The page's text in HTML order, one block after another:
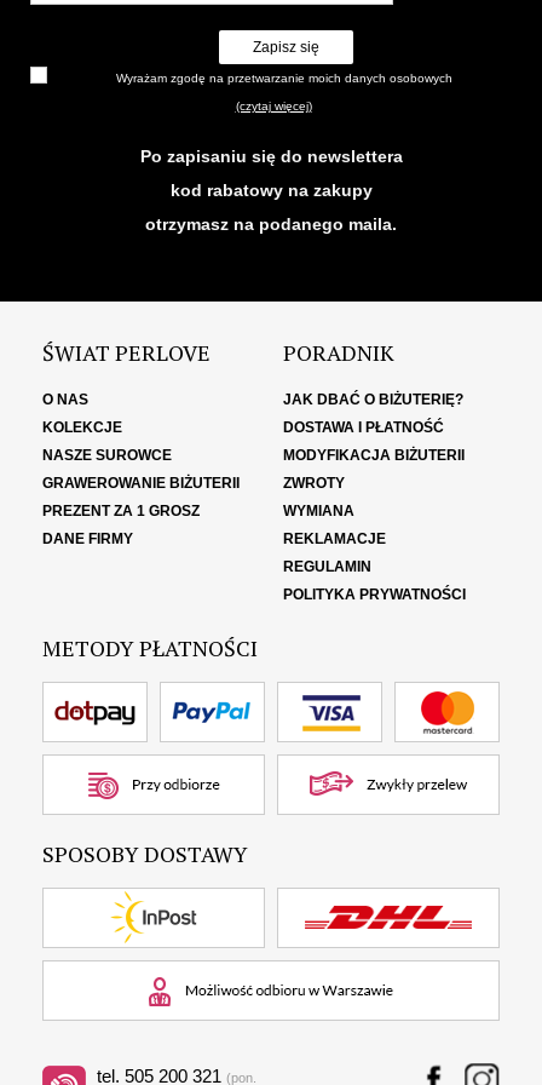
Zapisz się
Wyrażam zgodę na przetwarzanie moich danych osobowych
(czytaj więcej)
Po zapisaniu się do newslettera
kod rabatowy na zakupy
otrzymasz na podanego maila.
ŚWIAT PERLOVE
O NAS
KOLEKCJE
NASZE SUROWCE
GRAWEROWANIE BIŻUTERII
PREZENT ZA 1 GROSZ
DANE FIRMY
PORADNIK
JAK DBAĆ O BIŻUTERIĘ?
DOSTAWA I PŁATNOŚĆ
MODYFIKACJA BIŻUTERII
ZWROTY
WYMIANA
REKLAMACJE
REGULAMIN
POLITYKA PRYWATNOŚCI
METODY PŁATNOŚCI
SPOSOBY DOSTAWY
tel. 505 200 321 (pon.